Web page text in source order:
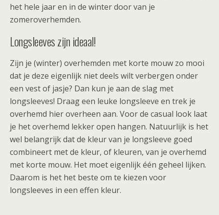
het hele jaar en in de winter door van je
zomeroverhemden.
Longsleeves zijn ideaal!
Zijn je (winter) overhemden met korte mouw zo mooi
dat je deze eigenlijk niet deels wilt verbergen onder
een vest of jasje? Dan kun je aan de slag met
longsleeves! Draag een leuke longsleeve en trek je
overhemd hier overheen aan. Voor de casual look laat
je het overhemd lekker open hangen. Natuurlijk is het
wel belangrijk dat de kleur van je longsleeve goed
combineert met de kleur, of kleuren, van je overhemd
met korte mouw. Het moet eigenlijk één geheel lijken.
Daarom is het het beste om te kiezen voor
longsleeves in een effen kleur.